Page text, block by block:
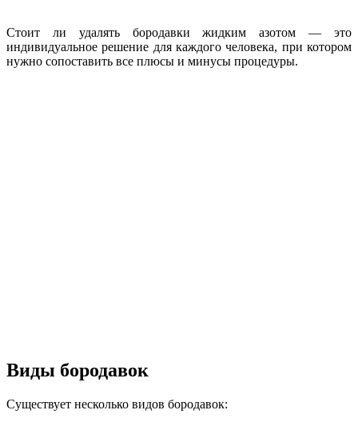
Стоит ли удалять бородавки жидким азотом — это
индивидуальное решение для каждого человека, при котором
нужно сопоставить все плюсы и минусы процедуры.
Виды бородавок
Существует несколько видов бородавок: